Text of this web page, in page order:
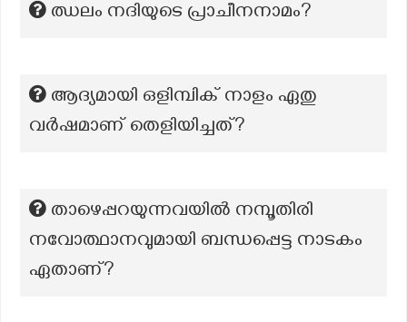
ഝലം നദിയുടെ പ്രാചീനനാമം?
ആദ്യമായി ഒളിമ്പിക് നാളം ഏതു
വർഷമാണ് തെളിയിച്ചത്‌?
താഴെപ്പറയുന്നവയില്‍ നമ്പൂതിരി
നവോത്ഥാനവുമായി ബന്ധപ്പെട്ട നാടകം
ഏതാണ്?